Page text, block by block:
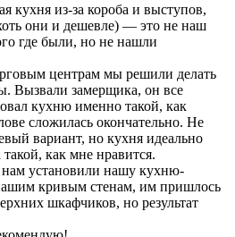
кухня из-за короба и выступов,
они и дешевле) — это не наш
где были, но не нашли
центрам мы решили делать
Вызвали замерщика, он все
кухню именно такой, как
сложилась окончательно. Не
вариант, но кухня идеально
как мне нравится.
установили нашу кухню-
кривым стенам, им пришлось
шкафчиков, но результат